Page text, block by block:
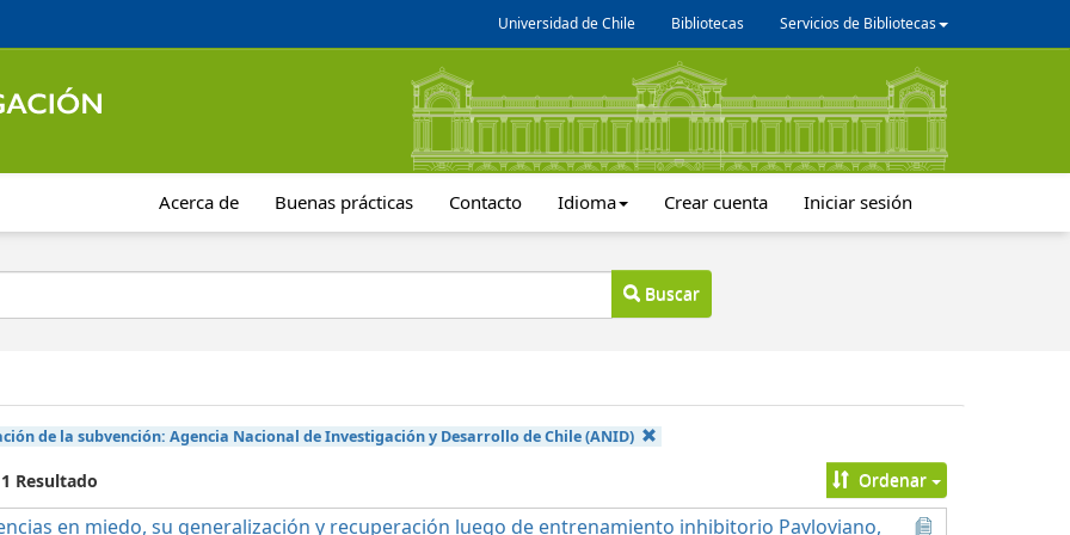
Universidad de Chile Bibliotecas Servicios de Bibliotecas
Acerca de Buenas prácticas Contacto Idioma Crear cuenta Iniciar sesión
Buscar
de la subvención: Agencia Nacional de Investigación y Desarrollo de Chile (ANID)
Resultado Ordenar
en miedo, su generalización y recuperación luego de entrenamiento inhibitorio Pavloviano,